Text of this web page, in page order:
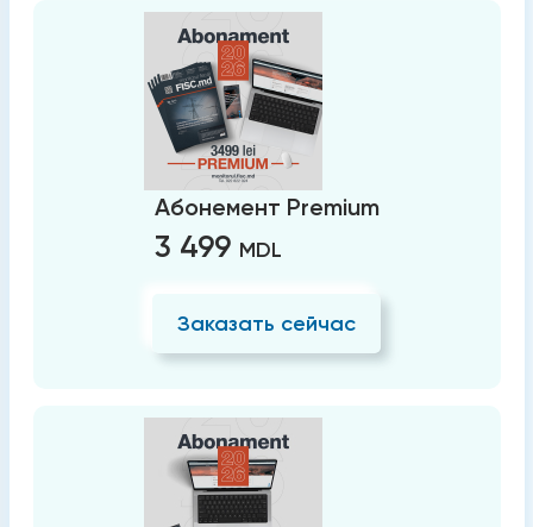
Абонемент Premium
3 499 MDL
Заказать сейчас